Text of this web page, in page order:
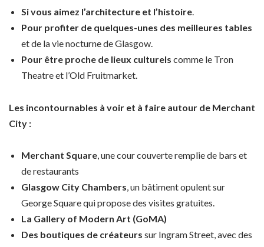
Si vous aimez l’architecture et l’histoire.
Pour profiter de quelques-unes des meilleures tables
et de la vie nocturne de Glasgow.
Pour être proche de lieux culturels comme le Tron
Theatre et l’Old Fruitmarket.
Les incontournables à voir et à faire autour de Merchant
City :
Merchant Square, une cour couverte remplie de bars et
de restaurants
Glasgow City Chambers, un bâtiment opulent sur
George Square qui propose des visites gratuites.
La Gallery of Modern Art (GoMA)
Des boutiques de créateurs sur Ingram Street, avec des